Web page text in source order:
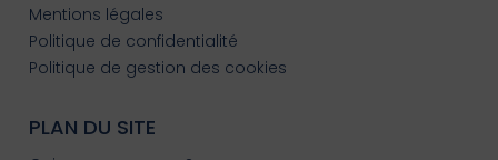
Mentions légales
Politique de confidentialité
Politique de gestion des cookies
PLAN DU SITE